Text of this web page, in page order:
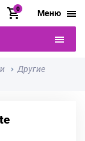
0 Меню
Другие